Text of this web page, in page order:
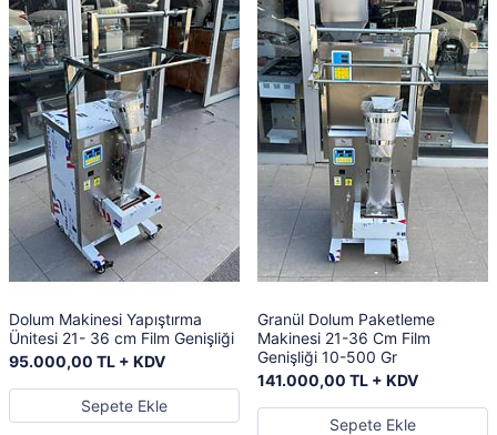
Dolum Makinesi Yapıştırma
Ünitesi 21- 36 cm Film Genişliği
95.000,00 TL + KDV
Sepete Ekle
Granül Dolum Paketleme
Makinesi 21-36 Cm Film
Genişliği 10-500 Gr
141.000,00 TL + KDV
Sepete Ekle